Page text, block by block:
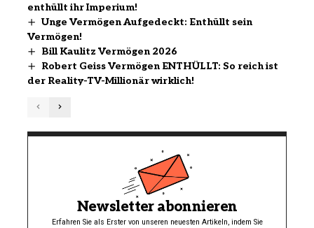
enthüllt ihr Imperium!
Unge Vermögen Aufgedeckt: Enthüllt sein
Vermögen!
Bill Kaulitz Vermögen 2026
Robert Geiss Vermögen ENTHÜLLT: So reich ist
der Reality-TV-Millionär wirklich!
Newsletter abonnieren
Erfahren Sie als Erster von unseren neuesten Artikeln, indem Sie